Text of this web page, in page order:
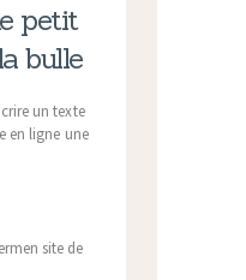
petit
bulle
un texte
en ligne une
site de